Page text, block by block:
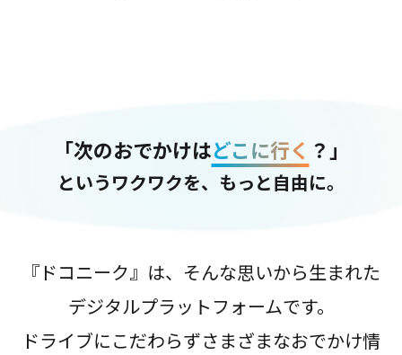
「次のおでかけはどこに行く ？」
というワクワクを、もっと自由に。
『ドコニーク』は、そんな思いから生まれた
デジタルプラットフォームです。
ドライブにこだわらずさまざまなおでかけ情